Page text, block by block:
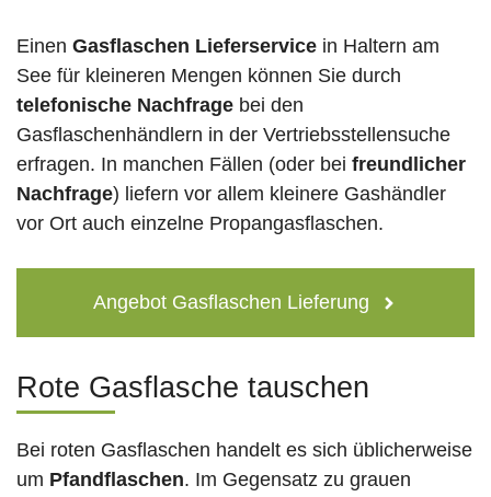
Einen Gasflaschen Lieferservice in Haltern am
See für kleineren Mengen können Sie durch
telefonische Nachfrage bei den
Gasflaschenhändlern in der Vertriebsstellensuche
erfragen. In manchen Fällen (oder bei freundlicher
Nachfrage) liefern vor allem kleinere Gashändler
vor Ort auch einzelne Propangasflaschen.
Angebot Gasflaschen Lieferung
Rote Gasflasche tauschen
Bei roten Gasflaschen handelt es sich üblicherweise
um Pfandflaschen. Im Gegensatz zu grauen